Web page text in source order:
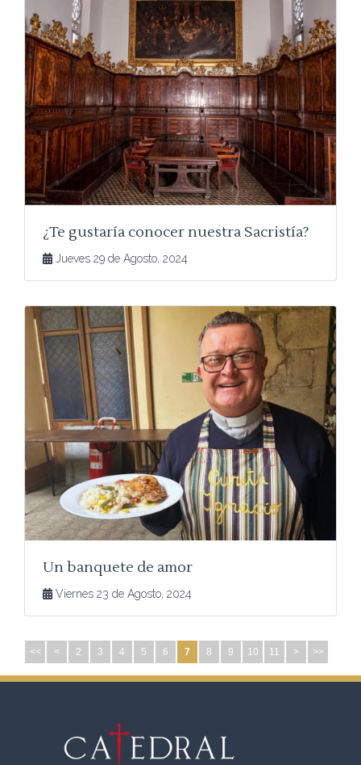
¿Te gustaría conocer nuestra Sacristía?
Jueves 29 de Agosto, 2024
Un banquete de amor
Viernes 23 de Agosto, 2024
<< < 2 3 4 5 6 7 8 9 10 11 > >>